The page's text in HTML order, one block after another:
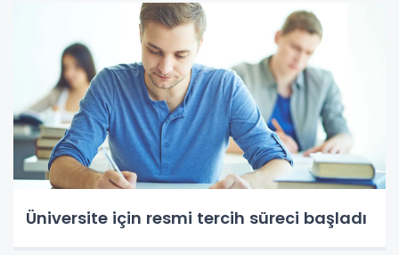
Üniversite için resmi tercih süreci başladı